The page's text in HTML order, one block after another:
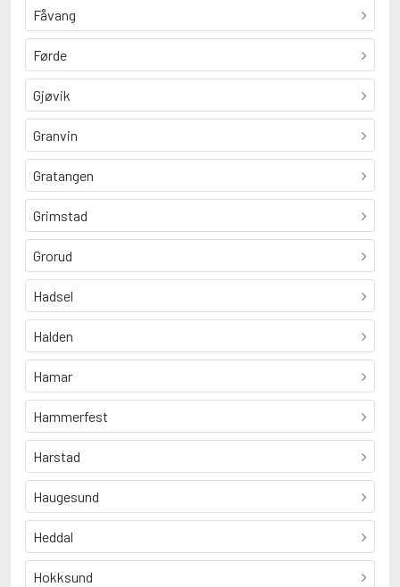
Fåvang
Førde
Gjøvik
Granvin
Gratangen
Grimstad
Grorud
Hadsel
Halden
Hamar
Hammerfest
Harstad
Haugesund
Heddal
Hokksund